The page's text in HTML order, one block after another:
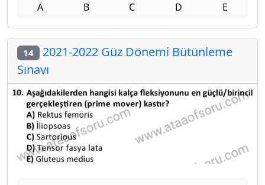
A B C D E
14 2021-2022 Güz Dönemi Bütünleme
Sınavı